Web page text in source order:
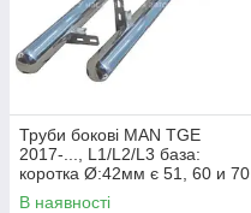
Труби бокові MAN TGE
2017-..., L1/L2/L3 база:
коротка Ø:42мм є 51, 60 и 70
мм
В наявності